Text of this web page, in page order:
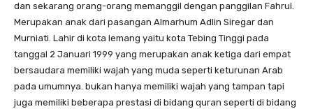
dan sekarang orang-orang memanggil dengan panggilan Fahrul.
Merupakan anak dari pasangan Almarhum Adlin Siregar dan
Murniati. Lahir di kota lemang yaitu kota Tebing Tinggi pada
tanggal 2 Januari 1999 yang merupakan anak ketiga dari empat
bersaudara memiliki wajah yang muda seperti keturunan Arab
pada umumnya. bukan hanya memiliki wajah yang tampan tapi
juga memiliki beberapa prestasi di bidang quran seperti di bidang